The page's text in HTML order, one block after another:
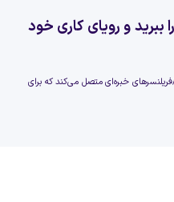
ببرید و رویای کاری خود
/فریلنسرهای خبره‌ای متصل می‌کند که برای